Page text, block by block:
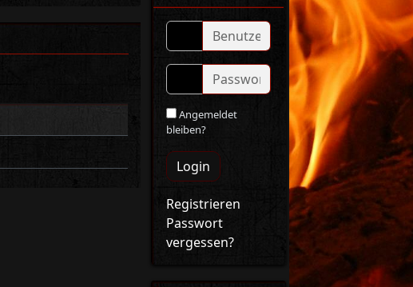
Angemeldet
bleiben?
Login
Registrieren
Passwort
vergessen?